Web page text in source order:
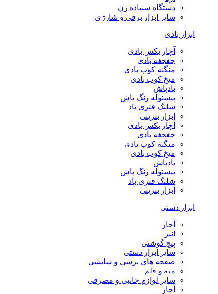
دستگاه سنباده زن
سایر ابزار برقی و شارژی
ابزار بادی
آچار بکس بادی
جغجغه بادی
منگنه کوب بادی
میخ کوب بادی
بادپاش
پیستوله رنگ پاش
شلنگ فنری باد
ابزار بنزینی
آچار بکس بادی
جغجغه بادی
منگنه کوب بادی
میخ کوب بادی
بادپاش
پیستوله رنگ پاش
شلنگ فنری باد
ابزار بنزینی
ابزار دستی
آچار
انبر
پیچ گوشتی
سایر ابزار دستی
صفحه های برشی و سایشی
مته و قلم
سایر لوازم جانبی و مصرفی
آچار